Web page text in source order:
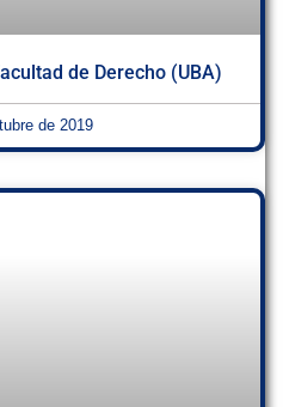
de Derecho (UBA)
de 2019